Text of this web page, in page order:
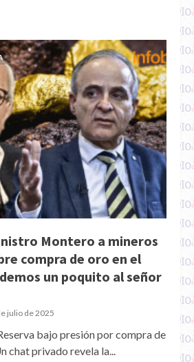
Montero a mineros
compra de oro en el
un poquito al señor
julio de 2025
bajo presión por compra de
chat privado revela la...